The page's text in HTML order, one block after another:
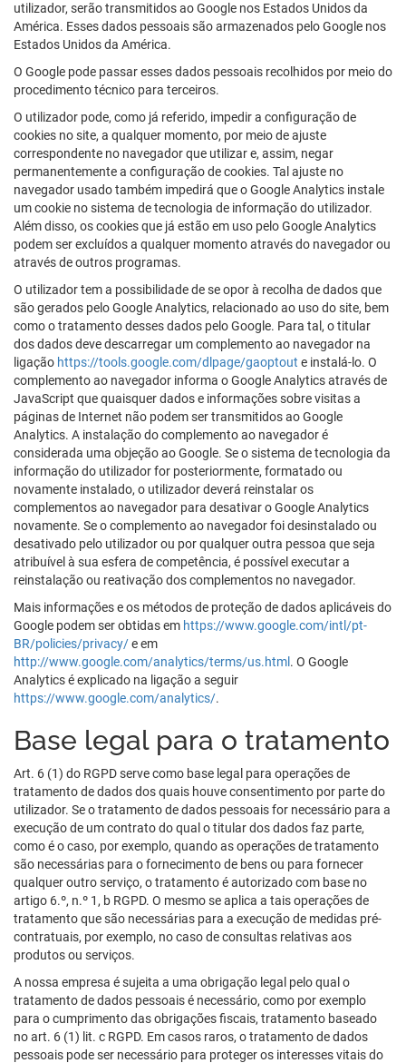
utilizador, serão transmitidos ao Google nos Estados Unidos da
América. Esses dados pessoais são armazenados pelo Google nos
Estados Unidos da América.
O Google pode passar esses dados pessoais recolhidos por meio do
procedimento técnico para terceiros.
O utilizador pode, como já referido, impedir a configuração de
cookies no site, a qualquer momento, por meio de ajuste
correspondente no navegador que utilizar e, assim, negar
permanentemente a configuração de cookies. Tal ajuste no
navegador usado também impedirá que o Google Analytics instale
um cookie no sistema de tecnologia de informação do utilizador.
Além disso, os cookies que já estão em uso pelo Google Analytics
podem ser excluídos a qualquer momento através do navegador ou
através de outros programas.
O utilizador tem a possibilidade de se opor à recolha de dados que
são gerados pelo Google Analytics, relacionado ao uso do site, bem
como o tratamento desses dados pelo Google. Para tal, o titular
dos dados deve descarregar um complemento ao navegador na
ligação https://tools.google.com/dlpage/gaoptout e instalá-lo. O
complemento ao navegador informa o Google Analytics através de
JavaScript que quaisquer dados e informações sobre visitas a
páginas de Internet não podem ser transmitidos ao Google
Analytics. A instalação do complemento ao navegador é
considerada uma objeção ao Google. Se o sistema de tecnologia da
informação do utilizador for posteriormente, formatado ou
novamente instalado, o utilizador deverá reinstalar os
complementos ao navegador para desativar o Google Analytics
novamente. Se o complemento ao navegador foi desinstalado ou
desativado pelo utilizador ou por qualquer outra pessoa que seja
atribuível à sua esfera de competência, é possível executar a
reinstalação ou reativação dos complementos no navegador.
Mais informações e os métodos de proteção de dados aplicáveis do
Google podem ser obtidas em https://www.google.com/intl/pt-
BR/policies/privacy/e em
http://www.google.com/analytics/terms/us.html . O Google
Analytics é explicado na ligação a seguir
https://www.google.com/analytics/.
Base legal para o tratamento
Art. 6 (1) do RGPD serve como base legal para operações de
tratamento de dados dos quais houve consentimento por parte do
utilizador. Se o tratamento de dados pessoais for necessário para a
execução de um contrato do qual o titular dos dados faz parte,
como é o caso, por exemplo, quando as operações de tratamento
são necessárias para o fornecimento de bens ou para fornecer
qualquer outro serviço, o tratamento é autorizado com base no
artigo 6.º, n.º 1, b RGPD. O mesmo se aplica a tais operações de
tratamento que são necessárias para a execução de medidas pré-
contratuais, por exemplo, no caso de consultas relativas aos
produtos ou serviços.
A nossa empresa é sujeita a uma obrigação legal pelo qual o
tratamento de dados pessoais é necessário, como por exemplo
para o cumprimento das obrigações fiscais, tratamento baseado
no art. 6 (1) lit. c RGPD. Em casos raros, o tratamento de dados
pessoais pode ser necessário para proteger os interesses vitais do